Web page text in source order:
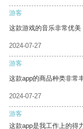
游客
这款游戏的音乐非常优美
2024-07-27
游客
这款app的商品种类非常
2024-07-27
游客
这款app是我工作上的得